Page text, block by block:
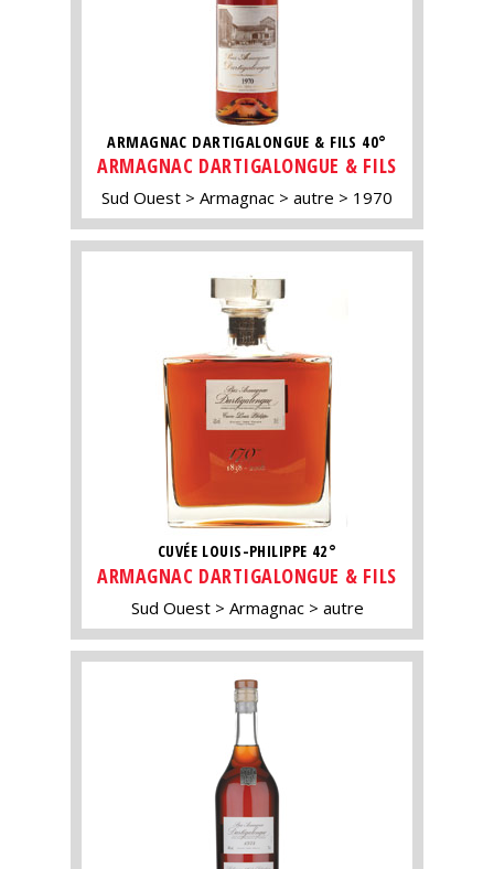
ARMAGNAC DARTIGALONGUE & FILS 40°
ARMAGNAC DARTIGALONGUE & FILS
Sud Ouest Armagnac autre 1970
CUVÉE LOUIS-PHILIPPE 42°
ARMAGNAC DARTIGALONGUE & FILS
Sud Ouest Armagnac autre